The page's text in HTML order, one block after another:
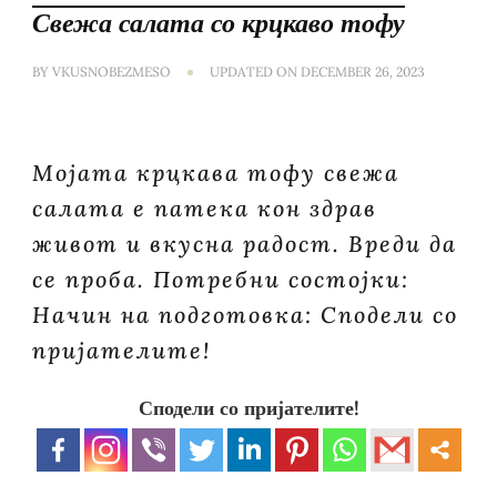
Свежа салата со крцкаво тофу
BY VKUSNOBEZMESO UPDATED ON DECEMBER 26, 2023
Мојата крцкава тофу свежа
салата е патека кон здрав
живот и вкусна радост. Вреди да
се проба. Потребни состојки:
Начин на подготовка: Сподели со
пријателите!
Сподели со пријателите!